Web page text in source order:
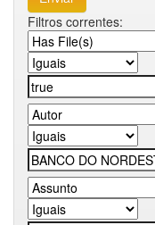
Filtros correntes: